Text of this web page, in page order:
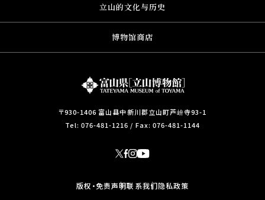
立山的文化与历史
博物馆商店
〒930-1406 富山县中新川郡立山町芦峅寺93-1
Tel: 076-481-1216 / Fax: 076-481-1144
版权・免责声明联系我们隐私政策